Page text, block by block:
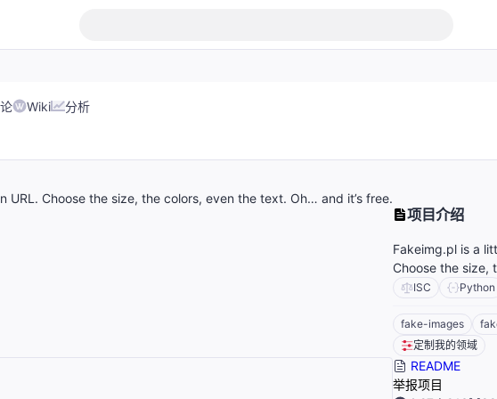
Wiki 分析
Choose the size, the colors, even the text. Oh… and it’s free.
项目介绍
Fakeimg.pl is a
Choose the size,
ISC Python
fake-images
定制我的领域
README
举报项目